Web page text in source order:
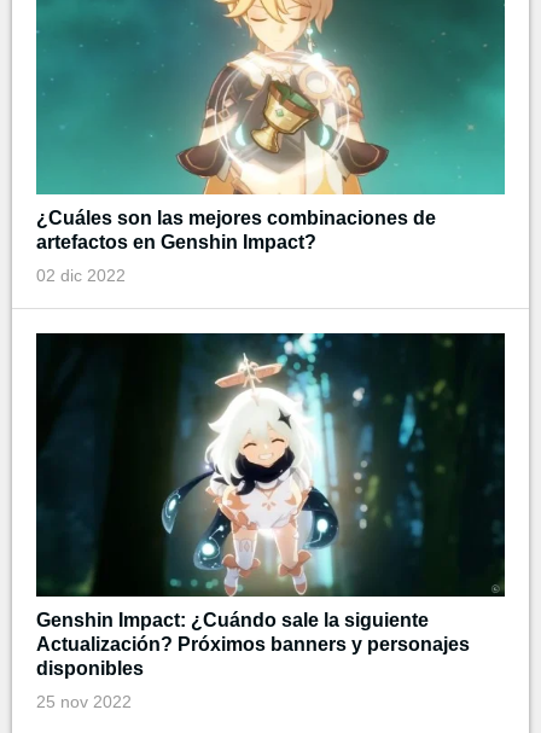
¿Cuáles son las mejores combinaciones de
artefactos en Genshin Impact?
02 dic 2022
Genshin Impact: ¿Cuándo sale la siguiente
Actualización? Próximos banners y personajes
disponibles
25 nov 2022